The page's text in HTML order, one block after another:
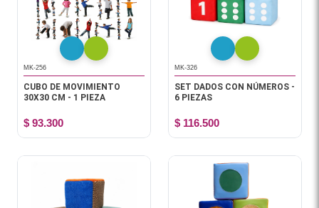
MK-256
CUBO DE MOVIMIENTO
30X30 CM - 1 PIEZA
$ 93.300
MK-326
SET DADOS CON NÚMEROS -
6 PIEZAS
$ 116.500